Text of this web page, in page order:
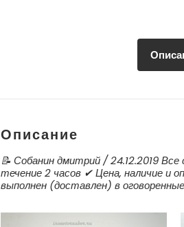
Описание
📝 Собанин дмитрий / 24.12.2019
течение 2 часов ✔ Цена, наличие и
выполнен (доставлен) в